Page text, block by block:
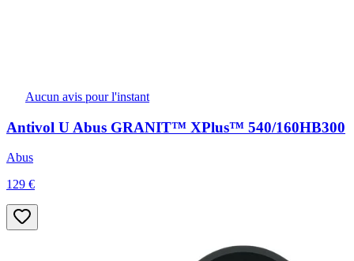
Aucun avis pour l'instant
Antivol U Abus GRANIT™ XPlus™ 540/160HB300
Abus
129 €